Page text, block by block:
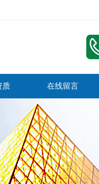
质 在线留言